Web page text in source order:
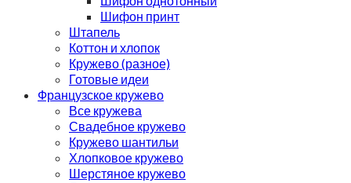
Шифон принт
Штапель
Коттон и хлопок
Кружево (разное)
Готовые идеи
Французское кружево
Все кружева
Свадебное кружево
Кружево шантильи
Хлопковое кружево
Шерстяное кружево